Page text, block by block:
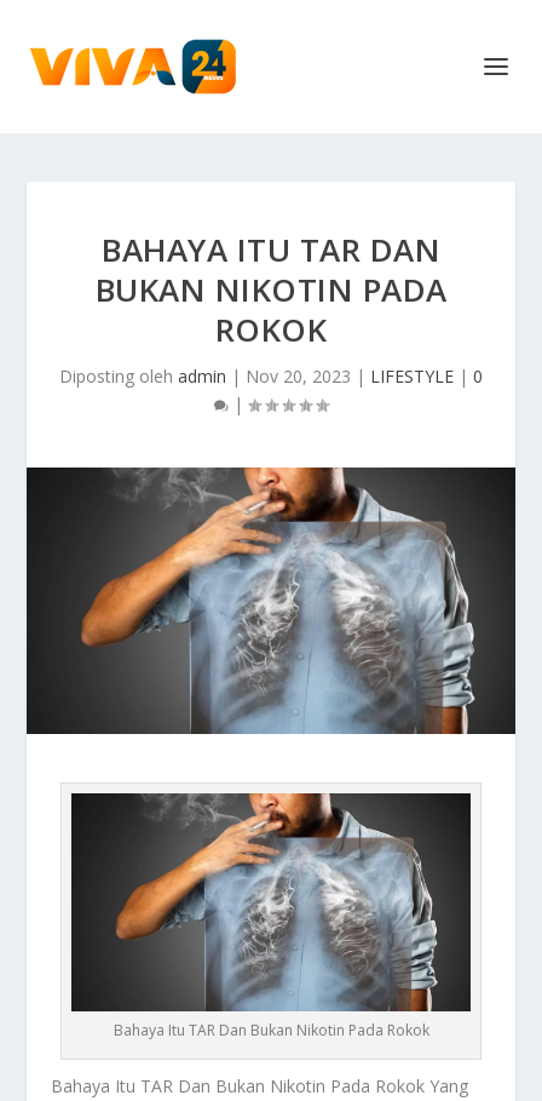
BAHAYA ITU TAR DAN
BUKAN NIKOTIN PADA
ROKOK
Diposting oleh admin | Nov 20, 2023 | LIFESTYLE | 0
|
Bahaya Itu TAR Dan Bukan Nikotin Pada Rokok
Bahaya Itu TAR Dan Bukan Nikotin Pada Rokok Yang